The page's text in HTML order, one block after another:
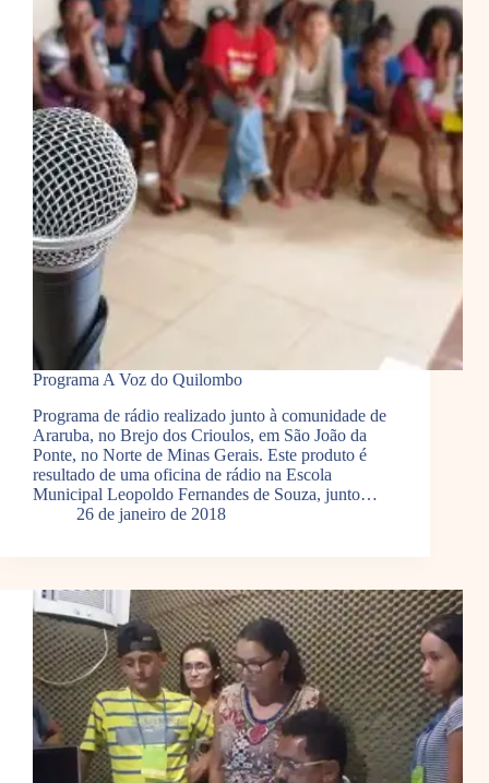
Programa A Voz do Quilombo
Programa de rádio realizado junto à comunidade de
Araruba, no Brejo dos Crioulos, em São João da
Ponte, no Norte de Minas Gerais. Este produto é
resultado de uma oficina de rádio na Escola
Municipal Leopoldo Fernandes de Souza, junto…
26 de janeiro de 2018